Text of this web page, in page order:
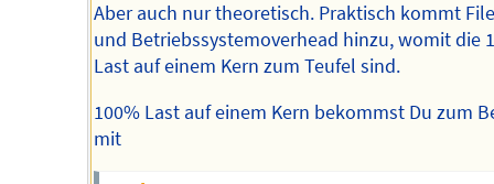
Aber auch nur theoretisch. Praktisch kommt
und Betriebssystemoverhead hinzu, womit die
Last auf einem Kern zum Teufel sind.
100% Last auf einem Kern bekommst Du zum
mit